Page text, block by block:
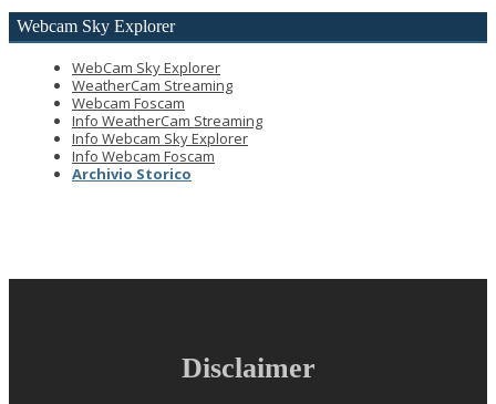
Webcam Sky Explorer
WebCam Sky Explorer
WeatherCam Streaming
Webcam Foscam
Info WeatherCam Streaming
Info Webcam Sky Explorer
Info Webcam Foscam
Archivio Storico
Disclaimer